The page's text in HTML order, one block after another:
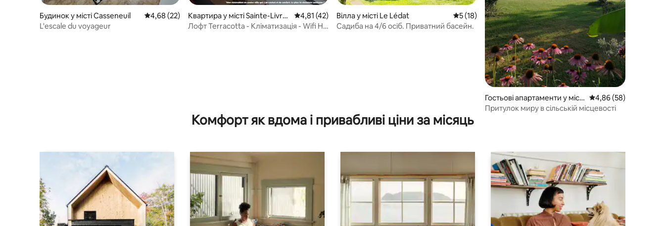
Будинок у місті Casseneuil Середня оцінка: 4,68 з 5, відгуки: 22
4,68 (22)
L'escale du voyageur
Квартира у місті Sainte-Livra
de-sur-Lot
Середня оцінка: 4,81 з 5, відгуки: 42
4,81 (42)
Лофт Terracotta - Кліматизація - Wifi HD
Вілла у місті Le Lédat Середня оцінка: 5 з 5, відгуки: 18
5 (18)
Садиба на 4/6 осіб. Приватний басейн.
Гостьові апартаменти у місті
Sainte-Livrade-sur-Lot
Середня оцінка: 4,86
4,86 (58)
Притулок миру в сільській місцевості
Комфорт як вдома і привабливі ціни за місяць